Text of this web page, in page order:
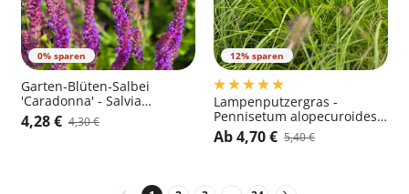
0% sparen
Garten-Blüten-Salbei
'Caradonna' - Salvia
nemorosa 'Caradonna'
4,28 € 4,30 €
12% sparen
Lampenputzergras -
Pennisetum alopecuroides
'Hameln'
Ab 4,70 € 5,40 €